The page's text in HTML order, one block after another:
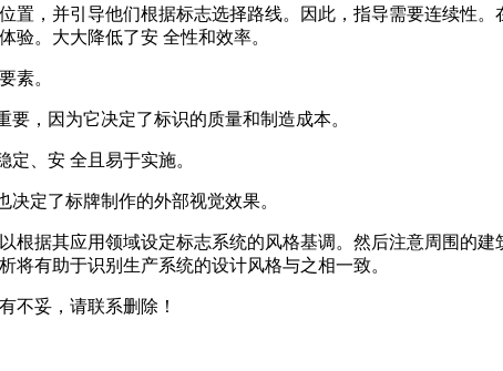
置，并引导他们根据标志选择路线。因此，指导需要连续性
验。大大降低了安 全性和效率。
素。
，因为它决定了标识的质量和制造成本。
、安 全且易于实施。
定了标牌制作的外部视觉效果。
根据其应用领域设定标志系统的风格基调。然后注意周围的
有助于识别生产系统的设计风格与之相一致。
不妥，请联系删除！